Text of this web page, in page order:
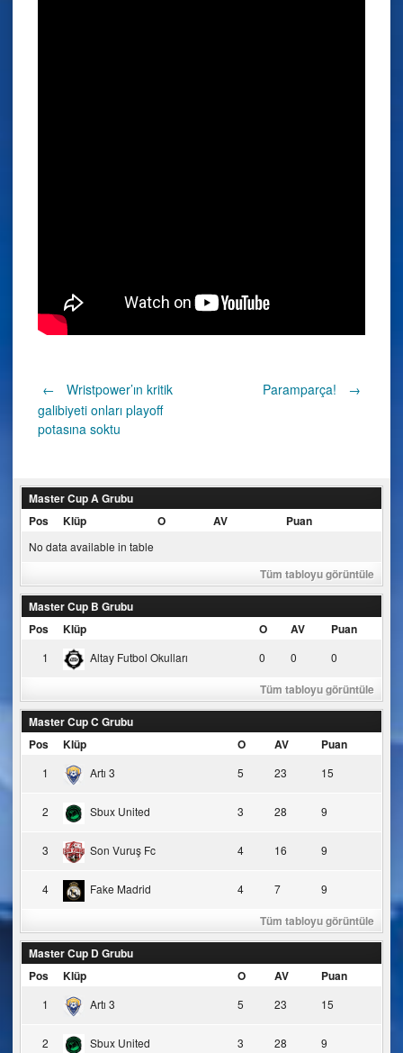
Post
navigation
←
Wristpower’ın kritik
galibiyeti onları playoff
potasına soktu
Paramparça! →
Master Cup A Grubu
Pos
Klüp O AV Puan
No data available in table
Tüm tabloyu görüntüle
Master Cup B Grubu
Pos
Klüp O AV Puan
1 Altay Futbol Okulları 0 0 0
Tüm tabloyu görüntüle
Master Cup C Grubu
Pos
Klüp O AV Puan
1 Artı 3 5 23 15
2 Sbux United 3 28 9
3 Son Vuruş Fc 4 16 9
4 Fake Madrid 4 7 9
Tüm tabloyu görüntüle
Master Cup D Grubu
Pos
Klüp O AV Puan
1 Artı 3 5 23 15
2 Sbux United 3 28 9